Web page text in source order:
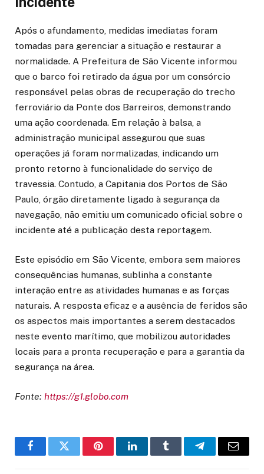
Após o afundamento, medidas imediatas foram
tomadas para gerenciar a situação e restaurar a
normalidade. A Prefeitura de São Vicente informou
que o barco foi retirado da água por um consórcio
responsável pelas obras de recuperação do trecho
ferroviário da Ponte dos Barreiros, demonstrando
uma ação coordenada. Em relação à balsa, a
administração municipal assegurou que suas
operações já foram normalizadas, indicando um
pronto retorno à funcionalidade do serviço de
travessia. Contudo, a Capitania dos Portos de São
Paulo, órgão diretamente ligado à segurança da
navegação, não emitiu um comunicado oficial sobre o
incidente até a publicação desta reportagem.
Este episódio em São Vicente, embora sem maiores
consequências humanas, sublinha a constante
interação entre as atividades humanas e as forças
naturais. A resposta eficaz e a ausência de feridos são
os aspectos mais importantes a serem destacados
neste evento marítimo, que mobilizou autoridades
locais para a pronta recuperação e para a garantia da
segurança na área.
Fonte: https://g1.globo.com
FacebookTwitter PinterestLinkedInTumblr TelegramEmail